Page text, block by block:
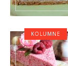
KOLUMNE